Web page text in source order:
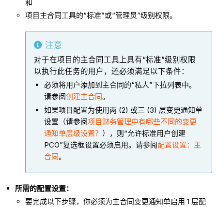
和
项目主合同工具的“标准”或“管理员”级别权限。
注意
对于在项目的主合同工具上具有“标准”级别权限
以执行此任务的用户，还必须满足以下条件：
必须将用户添加到主合同的“私人”下拉列表中。
请参阅创建主合同。
如果项目配置为使用两 (2) 或三 (3) 层变更通知单
设置（请参阅项目财务管理中有哪些不同的变更
通知单层级设置？ ），则“允许标准用户创建
PCO”复选框设置必须启用。请参阅配置设置：主
合同。
所需的配置设置：
要完成以下步骤，你必须为主合同变更通知单启用 1 层配